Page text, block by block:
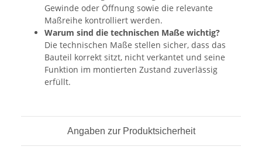
Gewinde oder Öffnung sowie die relevante
Maßreihe kontrolliert werden.
Warum sind die technischen Maße wichtig?
Die technischen Maße stellen sicher, dass das
Bauteil korrekt sitzt, nicht verkantet und seine
Funktion im montierten Zustand zuverlässig
erfüllt.
Angaben zur Produktsicherheit